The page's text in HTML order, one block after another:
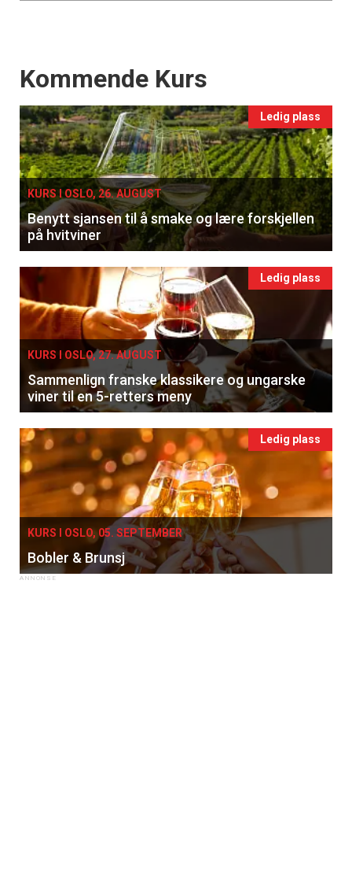
Events
Kommende Kurs
Ledig plass
KURS I OSLO, 26. AUGUST
Benytt sjansen til å smake og lære forskjellen
på hvitviner
Ledig plass
KURS I OSLO, 27. AUGUST
Sammenlign franske klassikere og ungarske
viner til en 5-retters meny
Ledig plass
KURS I OSLO, 05. SEPTEMBER
Bobler & Brunsj